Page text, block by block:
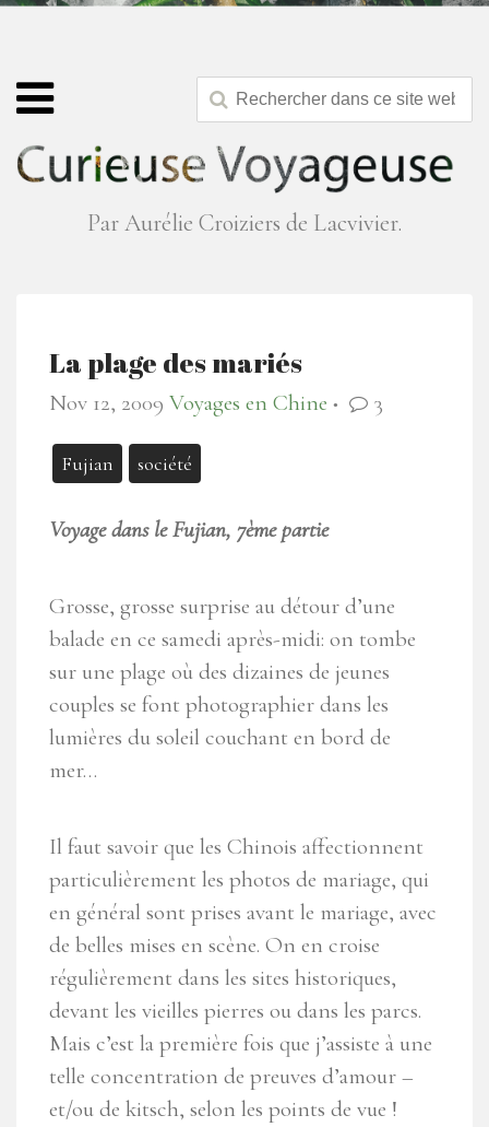
Par Aurélie Croiziers de Lacvivier.
La plage des mariés
Nov 12, 2009 Voyages en Chine ● 3
Fujian société
Voyage dans le Fujian, 7ème partie
Grosse, grosse surprise au détour d’une
balade en ce samedi après-midi: on tombe
sur une plage où des dizaines de jeunes
couples se font photographier dans les
lumières du soleil couchant en bord de
mer…
Il faut savoir que les Chinois affectionnent
particulièrement les photos de mariage, qui
en général sont prises avant le mariage, avec
de belles mises en scène. On en croise
régulièrement dans les sites historiques,
devant les vieilles pierres ou dans les parcs.
Mais c’est la première fois que j’assiste à une
telle concentration de preuves d’amour –
et/ou de kitsch, selon les points de vue !